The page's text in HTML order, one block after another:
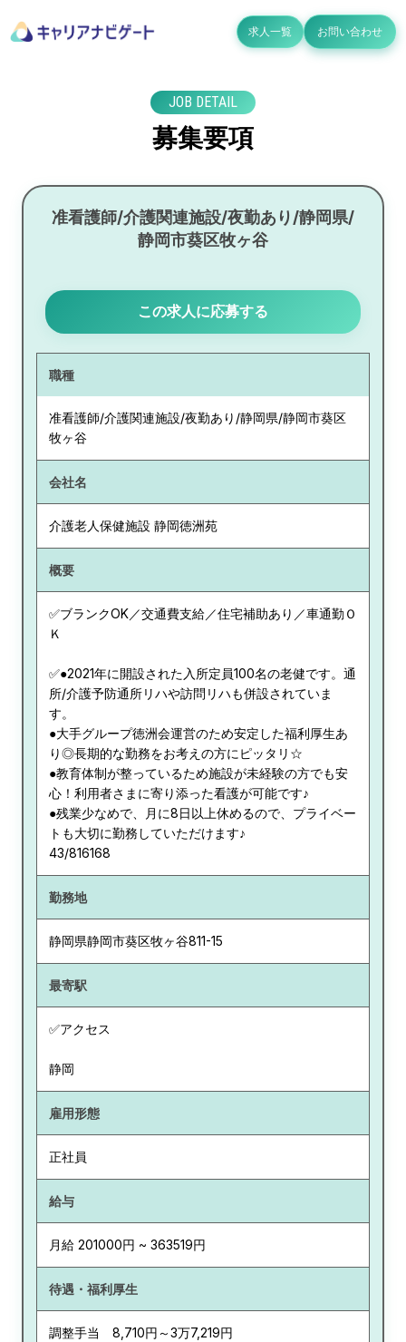
求人一覧 お問い合わせ
JOB DETAIL
募集要項
准看護師/介護関連施設/夜勤あり/静岡県/
静岡市葵区牧ヶ谷
この求人に応募する
職種
准看護師/介護関連施設/夜勤あり/静岡県/静岡市葵区
牧ヶ谷
会社名
介護老人保健施設 静岡徳洲苑
概要
✅ブランクOK／交通費支給／住宅補助あり／車通勤Ｏ
Ｋ
✅●2021年に開設された入所定員100名の老健です。通
所/介護予防通所リハや訪問リハも併設されていま
す。
●大手グループ徳洲会運営のため安定した福利厚生あ
り◎長期的な勤務をお考えの方にピッタリ☆
●教育体制が整っているため施設が未経験の方でも安
心！利用者さまに寄り添った看護が可能です♪
●残業少なめで、月に8日以上休めるので、プライベー
トも大切に勤務していただけます♪
43/816168
勤務地
静岡県静岡市葵区牧ヶ谷811-15
最寄駅
✅アクセス
静岡
雇用形態
正社員
給与
月給 201000円 ~ 363519円
待遇・福利厚生
調整手当 8,710円～3万7,219円